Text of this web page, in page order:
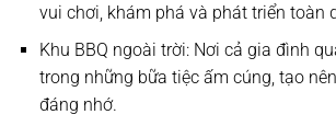
vui chơi, khám phá và phát triển toàn
Khu BBQ ngoài trời: Nơi cả gia đình
trong những bữa tiệc ấm cúng, tạo
đáng nhớ.